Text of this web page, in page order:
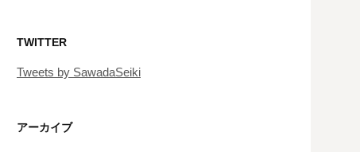
TWITTER
Tweets by SawadaSeiki
アーカイブ